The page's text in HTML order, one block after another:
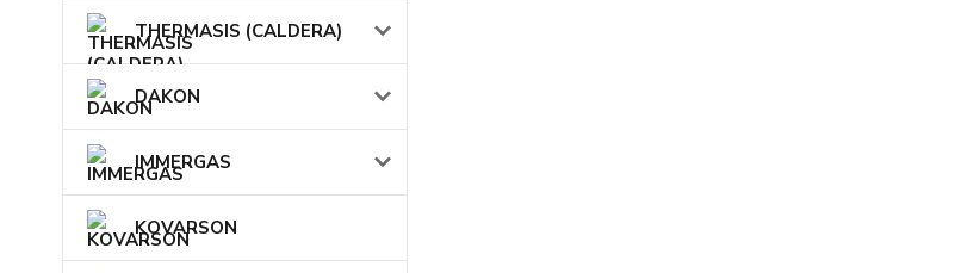
THERMASIS (CALDERA)
DAKON
IMMERGAS
KOVARSON